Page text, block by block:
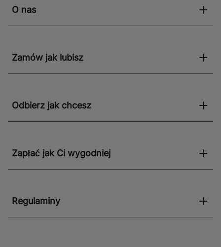
O nas
Zamów jak lubisz
Odbierz jak chcesz
Zapłać jak Ci wygodniej
Regulaminy